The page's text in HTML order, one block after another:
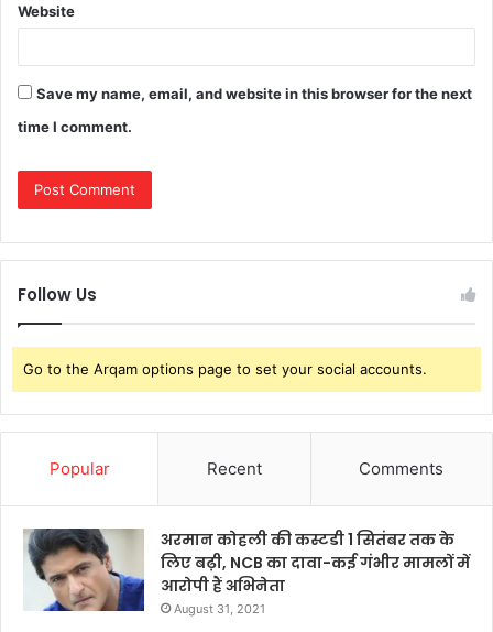
Website
Save my name, email, and website in this browser for the next
time I comment.
Follow Us
Go to the Arqam options page to set your social accounts.
Popular Recent Comments
अरमान कोहली की कस्टडी 1 सितंबर तक के
लिए बढ़ी, NCB का दावा-कई गंभीर मामलों में
आरोपी हैं अभिनेता
August 31, 2021